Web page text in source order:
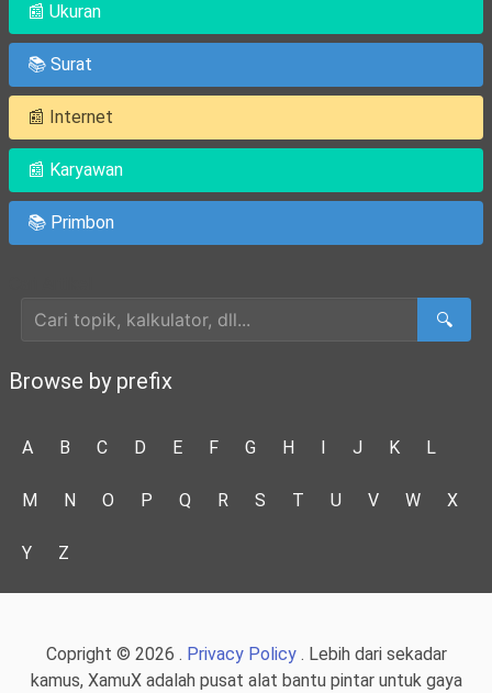
📰 Ukuran
📚 Surat
📰 Internet
📰 Karyawan
📚 Primbon
🔍
Browse by prefix
A B C D E F G H I J K L
M N O P Q R S T U V W X
Y Z
Copright © 2026 . Privacy Policy. Lebih dari sekadar
kamus, XamuX adalah pusat alat bantu pintar untuk gaya